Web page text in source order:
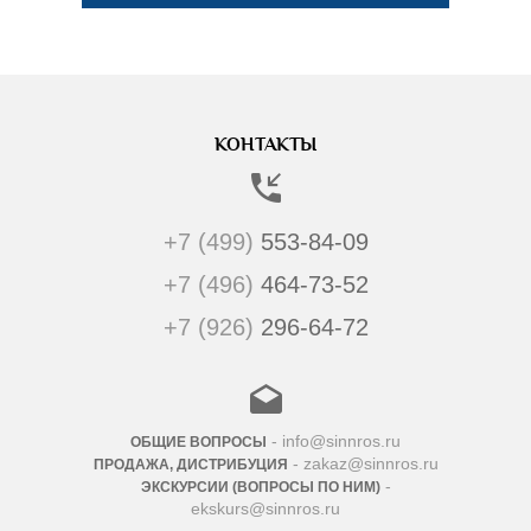
КОНТАКТЫ
+7 (499) 553-84-09
+7 (496) 464-73-52
+7 (926) 296-64-72
ОБЩИЕ ВОПРОСЫ - info@sinnros.ru
ПРОДАЖА, ДИСТРИБУЦИЯ - zakaz@sinnros.ru
ЭКСКУРСИИ (ВОПРОСЫ ПО НИМ)-
ekskurs@sinnros.ru